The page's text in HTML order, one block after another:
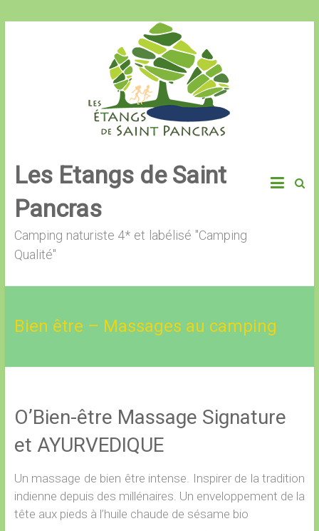
Les Etangs de Saint
Pancras
Camping naturiste 4* et labélisé "Camping
Qualité"
Bien être – Massages au camping
O’Bien-être Massage Signature
et AYURVEDIQUE
Un massage de bien être intense. Inspirer de la tradition
indienne depuis des millénaires. Un enveloppement de la
tête aux pieds à l’huile chaude de sésame bio